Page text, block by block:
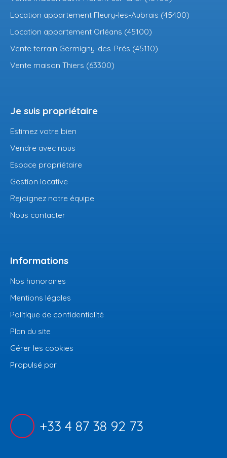
Location appartement Fleury-les-Aubrais (45400)
Location appartement Orléans (45100)
Vente terrain Germigny-des-Prés (45110)
Vente maison Thiers (63300)
Je suis propriétaire
Estimez votre bien
Vendre avec nous
Espace propriétaire
Gestion locative
Rejoignez notre équipe
Nous contacter
Informations
Nos honoraires
Mentions légales
Politique de confidentialité
Plan du site
Gérer les cookies
Propulsé par
+33 4 87 38 92 73